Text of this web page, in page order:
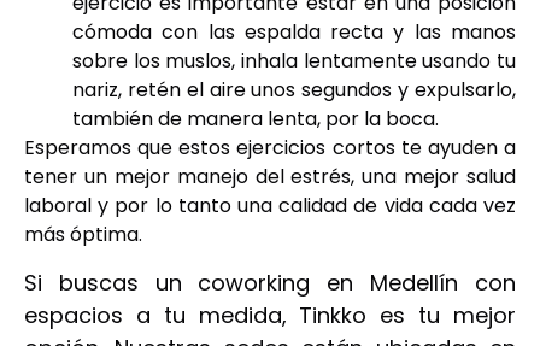
cómoda con las espalda recta y las manos
sobre los muslos, inhala lentamente usando tu
nariz, retén el aire unos segundos y expulsarlo,
también de manera lenta, por la boca.
Esperamos que estos ejercicios cortos te ayuden a
tener un mejor manejo del estrés, una mejor salud
laboral y por lo tanto una calidad de vida cada vez
más óptima.
Si buscas un coworking en Medellín con
espacios a tu medida, Tinkko es tu mejor